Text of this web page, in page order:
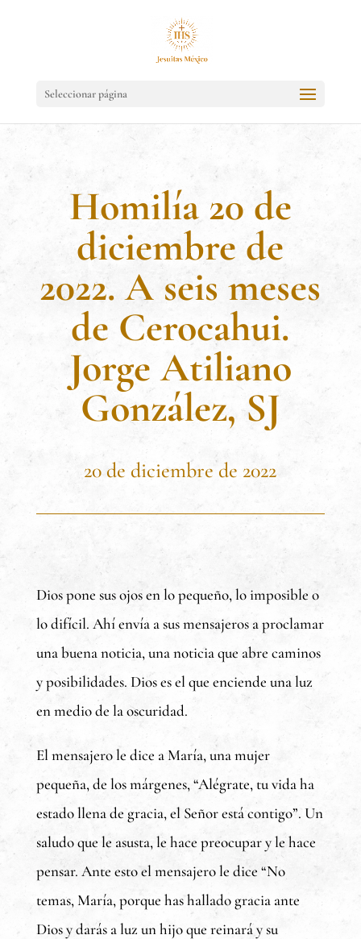
Seleccionar página
Homilía 20 de
diciembre de
2022. A seis meses
de Cerocahui.
Jorge Atiliano
González, SJ
20 de diciembre de 2022
Dios pone sus ojos en lo pequeño, lo imposible o
lo difícil. Ahí envía a sus mensajeros a proclamar
una buena noticia, una noticia que abre caminos
y posibilidades. Dios es el que enciende una luz
en medio de la oscuridad.
El mensajero le dice a María, una mujer
pequeña, de los márgenes, “Alégrate, tu vida ha
estado llena de gracia, el Señor está contigo”. Un
saludo que le asusta, le hace preocupar y le hace
pensar. Ante esto el mensajero le dice “No
temas, María, porque has hallado gracia ante
Dios y darás a luz un hijo que reinará y su